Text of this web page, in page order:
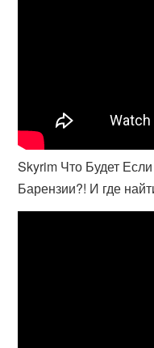
Skyrim Что Будет
Барензии?! И где